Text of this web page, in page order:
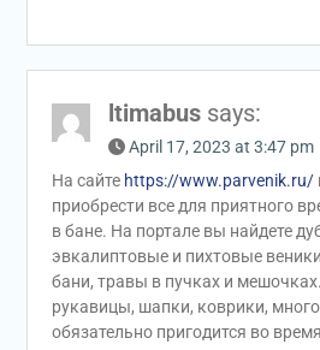
ltimabus says:
April 17, 2023 at 3:47 pm
На сайте https://www.parvenik.ru/
приобрести все для приятного
в бане. На портале вы найдете
эвкалиптовые и пихтовые
бани, травы в пучках и
рукавицы, шапки, коврики,
обязательно пригодится во